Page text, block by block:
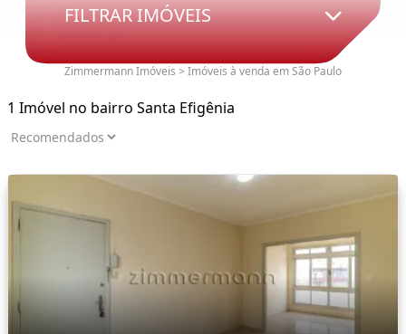
FILTRAR IMÓVEIS
Zimmermann Imóveis > Imóveis à venda em São Paulo
1 Imóvel no bairro Santa Efigênia